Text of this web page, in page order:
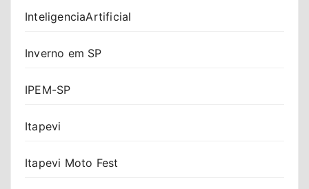
InteligenciaArtificial
Inverno em SP
IPEM-SP
Itapevi
Itapevi Moto Fest